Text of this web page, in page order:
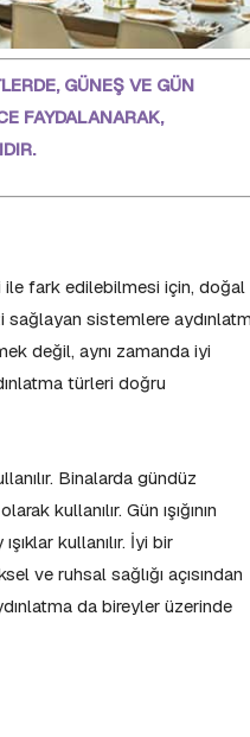
GÜNEŞ VE GÜN
FAYDALANARAK,
ile fark edilebilmesi için, doğal
sağlayan sistemlere
değil, aynı zamanda iyi
türleri doğru
Binalarda gündüz
kullanılır. Gün ışığının
kullanılır. İyi bir
ve ruhsal sağlığı açısından
da bireyler üzerinde